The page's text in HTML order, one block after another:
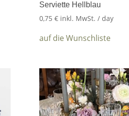
Serviette Hellblau
0,75 € inkl. MwSt. / day
auf die Wunschliste